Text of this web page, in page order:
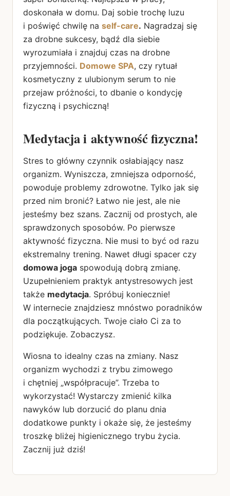
doskonała w domu. Daj sobie trochę luzu
i poświęć chwilę na self-care. Nagradzaj się
za drobne sukcesy, bądź dla siebie
wyrozumiała i znajduj czas na drobne
przyjemności. Domowe SPA, czy rytuał
kosmetyczny z ulubionym serum to nie
przejaw próżności, to dbanie o kondycję
fizyczną i psychiczną!
Medytacja i aktywność fizyczna!
Stres to główny czynnik osłabiający nasz
organizm. Wyniszcza, zmniejsza odporność,
powoduje problemy zdrowotne. Tylko jak się
przed nim bronić? Łatwo nie jest, ale nie
jesteśmy bez szans. Zacznij od prostych, ale
sprawdzonych sposobów. Po pierwsze
aktywność fizyczna. Nie musi to być od razu
ekstremalny trening. Nawet długi spacer czy
domowa joga spowodują dobrą zmianę.
Uzupełnieniem praktyk antystresowych jest
także medytacja. Spróbuj koniecznie!
W internecie znajdziesz mnóstwo poradników
dla początkujących. Twoje ciało Ci za to
podziękuje. Zobaczysz.
Wiosna to idealny czas na zmiany. Nasz
organizm wychodzi z trybu zimowego
i chętniej „współpracuje”. Trzeba to
wykorzystać! Wystarczy zmienić kilka
nawyków lub dorzucić do planu dnia
dodatkowe punkty i okaże się, że jesteśmy
troszkę bliżej higienicznego trybu życia.
Zacznij już dziś!